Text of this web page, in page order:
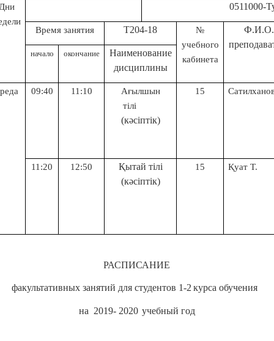
0511000-Туризм
Время занятия Т204-18
№
учебного
кабинета
Ф.И.О.
начало окончание Наименование
дисциплины
09:40 11:10
Ағылшын
тілі
(кәсіптік)
15
11:20 12:50
Қытай тілі
(кәсіптік)
15 Қуат Т.
РАСПИСАНИЕ
факультативных занятий для студентов 1-2 курса обучения
на 2019- 2020 учебный год